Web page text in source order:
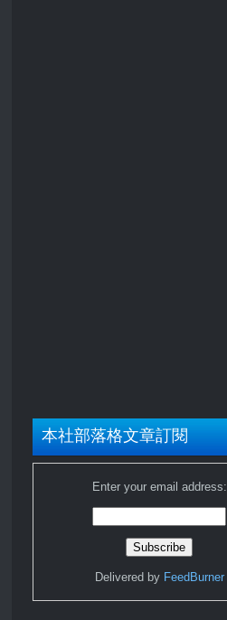
本社部落格文章訂閱
Enter your email address:
Delivered by FeedBurner